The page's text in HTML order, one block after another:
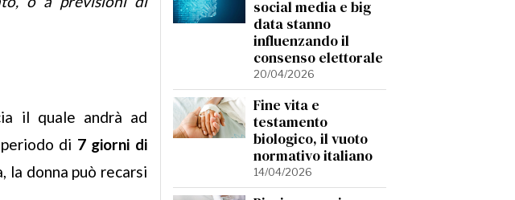
il quale andrà ad
di 7 giorni di
la donna può recarsi
social media e big
data stanno
influenzando il
consenso elettorale
20/04/2026
Fine vita e
testamento
biologico, il vuoto
normativo italiano
14/04/2026